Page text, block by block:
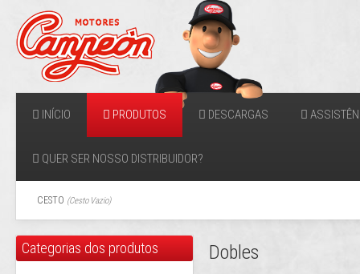
INÍCIO PRODUTOS DESCARGAS
QUER SER NOSSO DISTRIBUIDOR?
CESTO (Cesto Vazio)
Dobles
Categorias dos produtos